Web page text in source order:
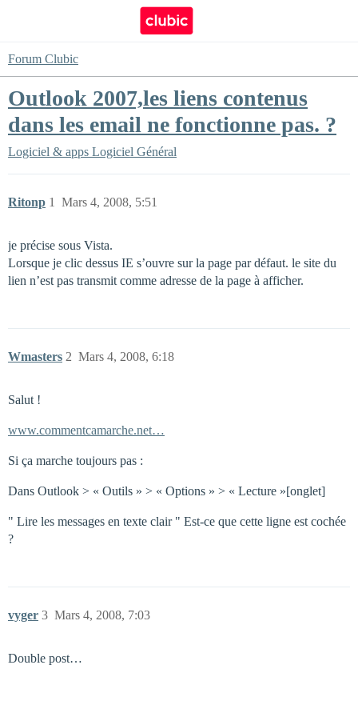
Forum Clubic
Outlook 2007,les liens contenus
dans les email ne fonctionne pas. ?
Logiciel & apps Logiciel Général
Ritonp Mars 4, 2008, 5:51
1
je précise sous Vista.
Lorsque je clic dessus IE s’ouvre sur la page par défaut. le site du
lien n’est pas transmit comme adresse de la page à afficher.
Wmasters Mars 4, 2008, 6:18
2
Salut !
www.commentcamarche.net…
Si ça marche toujours pas :
Dans Outlook > « Outils » > « Options » > « Lecture »[onglet]
" Lire les messages en texte clair " Est-ce que cette ligne est cochée
?
vyger Mars 4, 2008, 7:03
3
Double post…